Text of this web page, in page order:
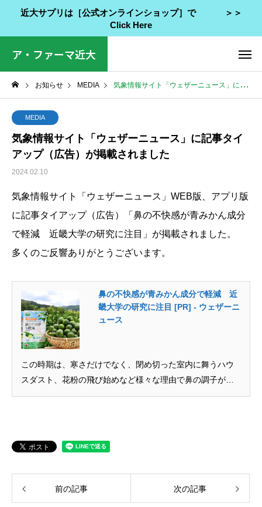
近大サプリは［公式オンラインショップ］で ＞＞
Click Here
ア・ファーマ近大
お知らせ MEDIA 気象情報サイト「ウェザーニュース」に記事タイアップ（広告）が掲載されました
MEDIA
気象情報サイト「ウェザーニュース」に記事タイ
アップ（広告）が掲載されました
2024.02.10
気象情報サイト「ウェザーニュース」WEB版、アプリ版
に記事タイアップ（広告）「鼻の不快感が青みかん成分
で軽減 近畿大学の研究に注目」が掲載されました。
多くのご反響ありがとうございます。
鼻の不快感が青みかん成分で軽減 近
畿大学の研究に注目 [PR] - ウェザーニ
ュース
この時期は、寒さだけでなく、閉め切った室内に舞うハウ
スダスト、花粉の飛び始めなど様々な理由で鼻の調子が気
になるという声が多く聞かれます。近畿大学の研究では、
れたとのこと。このサプリについて詳しく見ていきましょ
前の記事 次の記事